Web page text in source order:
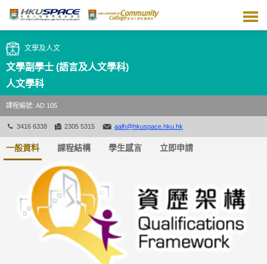
主
要
內
容
文學及人文
文學副學士 (語言及人文學科)
人文學科
課程編號: AD 105
3416 6338 2305 5315 aalh@hkuspace.hku.hk
一般資料 課程結構 學生感言 立即申請